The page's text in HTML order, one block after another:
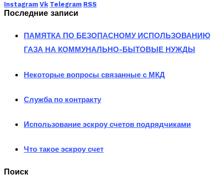
Instagram Vk Telegram RSS
Последние записи
ПАМЯТКА ПО БЕЗОПАСНОМУ ИСПОЛЬЗОВАНИЮ
ГАЗА НА КОММУНАЛЬНО-БЫТОВЫЕ НУЖДЫ
Некоторые вопросы связанные с МКД
Служба по контракту
Использование эскроу счетов подрядчиками
Что такое эскроу счет
Поиск